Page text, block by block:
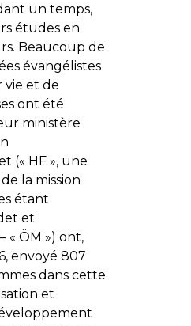
un temps,
études en
Beaucoup de
évangélistes
et de
ont été
ministère
(« HF », une
la mission
étant
et
« ÖM ») ont,
envoyé 807
dans cette
et